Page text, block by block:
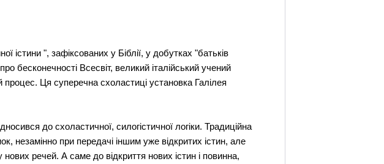
", зафіксованих у Біблії, у добутках "батьків
бесконечності Всесвіт, великий італійський учений
процес. Ця суперечна схоластиці установка Галілея
до схоластичної, силогістичної логіки. Традиційна
незамінно при передачі іншим уже відкритих істин, але
речей. А саме до відкриття нових істин і повинна,